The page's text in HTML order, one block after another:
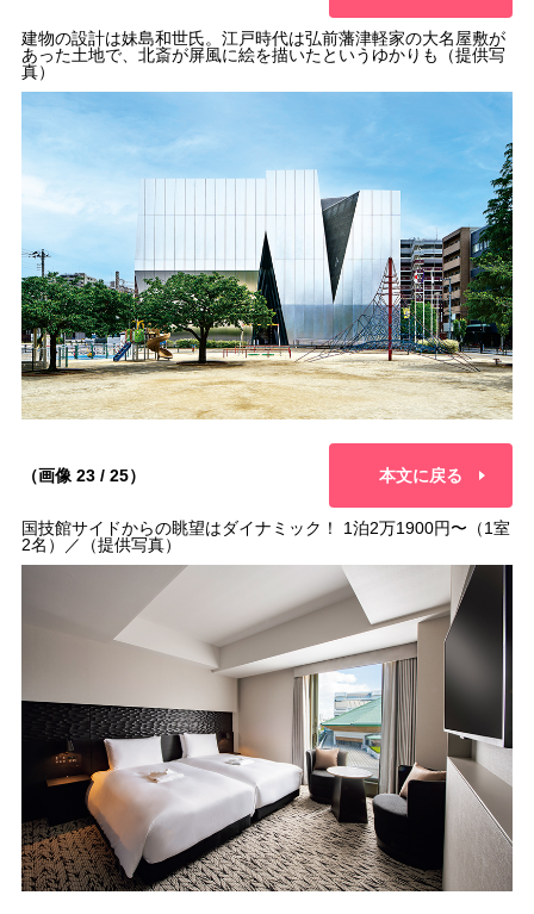
建物の設計は妹島和世氏。江戸時代は弘前藩津軽家の大名屋敷が
あった土地で、北斎が屏風に絵を描いたというゆかりも（提供写
真）
（画像 23 / 25） 本文に戻る
国技館サイドからの眺望はダイナミック！ 1泊2万1900円〜（1室
2名）／（提供写真）